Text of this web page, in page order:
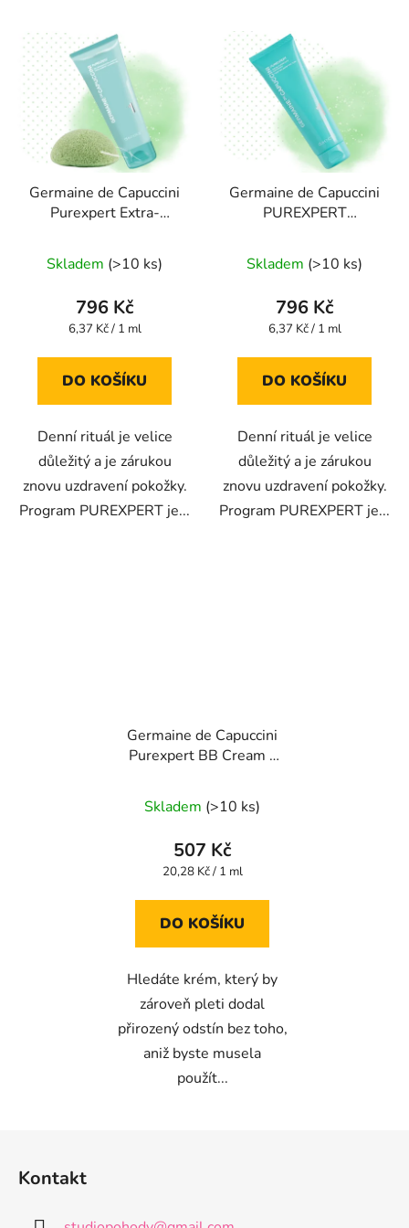
Germaine de Capuccini
Purexpert Extra-
ČISTÍCÍ GEL PRO
NORMÁLNÍ a
SMÍŠENOU PLEŤ 125
ML
Skladem (>10 ks)
796 Kč
Měrná
6,37 Kč / 1 ml
DO KOŠÍKU
Denní rituál je velice
důležitý a je zárukou
znovu uzdravení pokožky.
Program PUREXPERT je...
Germaine de Capuccini
PUREXPERT
MATTIFYING FOAM -
ČISTÍCÍ MATUJÍCÍ
PĚNA 125 mlčištění
MASTNÁ pleť AKNÉ
Skladem (>10 ks)
796 Kč
Měrná
6,37 Kč / 1 ml
DO KOŠÍKU
Denní rituál je velice
důležitý a je zárukou
znovu uzdravení pokožky.
Program PUREXPERT je...
Germaine de Capuccini
Purexpert BB Cream -
sjednocenou pleť 25 ml
Skladem (>10 ks)
507 Kč
Měrná
20,28 Kč / 1 ml
DO KOŠÍKU
Hledáte krém, který by
zároveň pleti dodal
přirozený odstín bez toho,
aniž byste musela
použít...
Kontakt